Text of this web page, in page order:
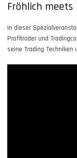
Fröhlich meets
In dieser
Profitrader und
seine Trading